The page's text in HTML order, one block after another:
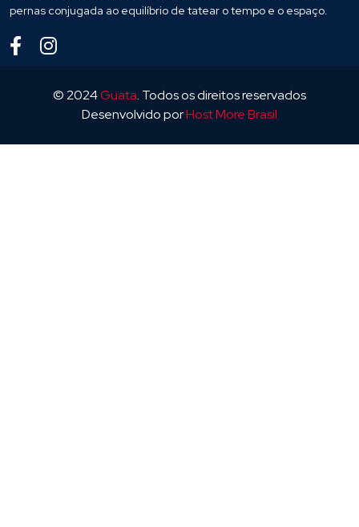
pernas conjugada ao equilíbrio de tatear o tempo e o espaço.
© 2024Guata. Todos os direitos reservados
Desenvolvido porHost More Brasil